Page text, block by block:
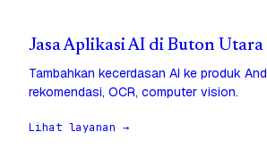
Jasa Aplikasi AI di Buton Utara
Tambahkan kecerdasan AI ke produk
rekomendasi, OCR, computer vision.
Lihat layanan →